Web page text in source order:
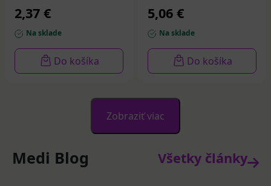
2,37 €
Na sklade
Do košíka
5,06 €
Na sklade
Do košíka
Zobraziť viac
Medi Blog Všetky články